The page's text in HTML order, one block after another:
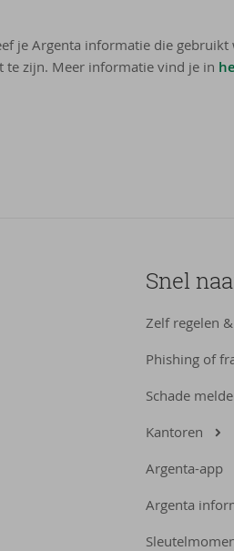
je Argenta informatie die
te zijn. Meer informatie vind je in
Snel
Zelf regelen
Phishing of
Schade
Kantoren
Argenta-app
Argenta